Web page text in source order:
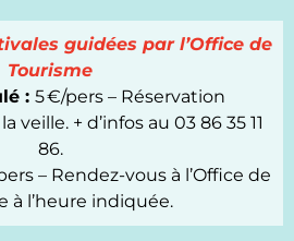
guidées par l’Office de
Tourisme
: 5 €/pers – Réservation
veille. + d’infos au 03 86 35 11
86.
– Rendez-vous à l’Office de
à l’heure indiquée.